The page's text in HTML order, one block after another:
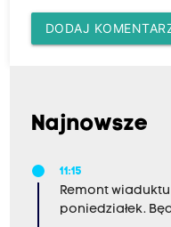
DODAJ
Najnowsze
11:15
Remont
poniedziałek.